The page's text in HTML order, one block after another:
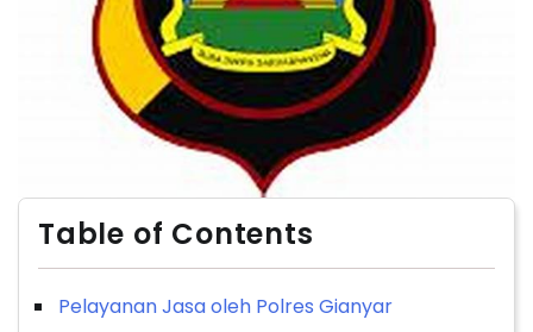
Table of Contents
Pelayanan Jasa oleh Polres Gianyar